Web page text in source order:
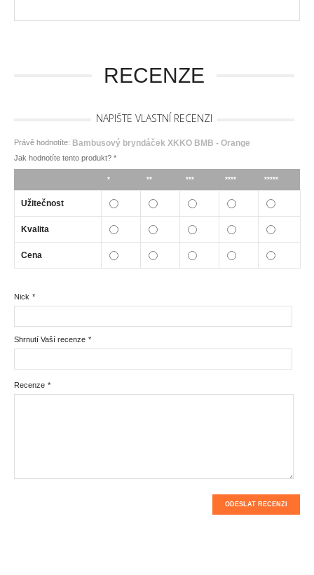
RECENZE
NAPIŠTE VLASTNÍ RECENZI
Právě hodnotíte: Bambusový bryndáček XKKO BMB - Orange
Jak hodnotíte tento produkt? *
* ** *** **** *****
Užitečnost
Kvalita
Cena
*
Nick
*
Shrnutí Vaší recenze
*
Recenze
ODESLAT RECENZI